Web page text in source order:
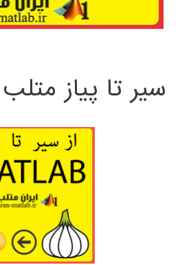
سیر تا پیاز متلب MATLAB